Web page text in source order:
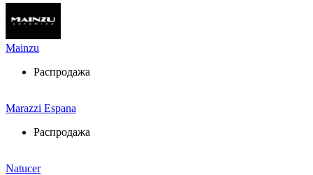
Mainzu
Распродажа
Marazzi Espana
Распродажа
Natucer